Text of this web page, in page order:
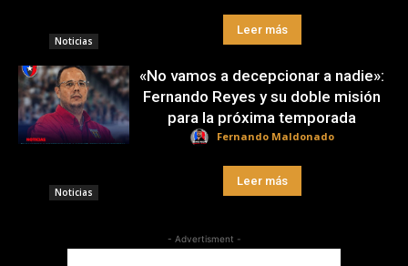
Noticias
Leer más
Noticias
«No vamos a decepcionar a nadie»:
Fernando Reyes y su doble misión
para la próxima temporada
Fernando Maldonado
Leer más
- Advertisment -